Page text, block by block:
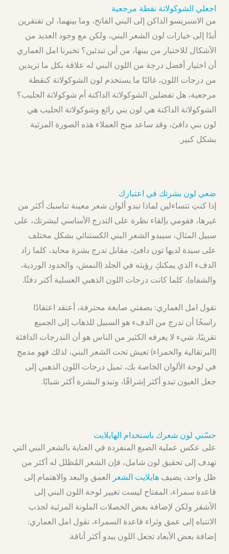
اجعلي الشوكولاتة نقطة مرجعية
من الاسبريسو الداكن إلى البني الفاتح، وما بينهما، لن تفتقرين
أبدًا إلى خيارات لون الشعر البني، ولكن مع وجود العديد من
الأشكال للاختيار من بينها، من أين تبدئين؟ تخبرنا امل العماري
أن اختيار أفضل درجة من اللون البني له علاقة بكل ما تريدين
من درجات اللون، غالبًا ما يستخدم لون الشوكولاتة كنقطة
مرجعية، هل تفضلين الشوكولاتة الداكنة أم شوكولاتة الحليب؟
الشوكولاتة الداكنة هي لون بني رائع وشوكولاتة الحليب هي
لون بني دافئ، وقد ساعد منح العملاء هذه الصورة المرئية
بشكل كبير.
ضعي لون بشرتك في اعتبارك
إذا كنتِ تتساءلين لماذا تبدو ألوان شعر معينة تناسبك أكثر من
غيرها، فقومي بإلقاء نظرة على التدرج الأساسي لبشرتك، على
سبيل المثال، سيبدو الشعر البني الكستنائي بشكل مختلف
على سيدة لديها تون دافئ، مقابل تدرج بشرة محايد، كلما زاد
الدفء الذي يمكنكِ رؤيته في الجلد (النمش، والخدود الوردية،
والشفاه)، كلما كانت درجات اللون الذهبي العسلية أكثر دفئًا.
تقول امل العماري: بصفتي صابغة محترفة، أعتقد اعتقادًا
راسخًا أن تدرج من الدفء هو السبيل للذهاب إلى الجميع
تقريبًا، شيء لا يعرفه الكثير من الناس هو أن التدرجات الدافئة
(البرتقالية والحمراء) تعيش تحت الشعر البني، لذلك فهو مدمج
في لوحة الألوان الخاصة بك، تميل درجات اللون الذهبي إلى
جعل العيون تبدو أكثر إشراقًا، وتبدو البشرة أكثر شبابًا.
حسّني لون شعرك باستخدام الهايلايت
على عكس عملية الصبغ المنفردة في العناية بالشعر البني التي
تهدف إلى تحقيق لون شامل، فإن الشعر المُظلل له أكثر من
ظل واحد، يضيفهايلايت الشعرالعمق والبعد والاهتمام إلى
قاعدة سمراء، المفتاح ليست تغيير لوحة اللون البني إلى
الأشقر ولكن لإضافة بعض الخصلات الملونة المرئية لجذب
الانتباه إلى عمق وثراء قاعدة السمراء، تقول امل العماري:
إضافة بعض الأبعاد تجعل اللون يبدو أكثر أناقة.